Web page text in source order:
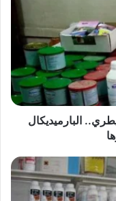
البارميديكال